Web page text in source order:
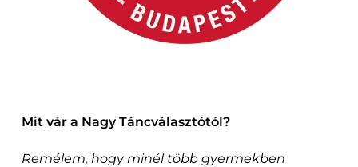
Mit vár a Nagy Táncválasztótól?
Remélem, hogy minél több gyermekben